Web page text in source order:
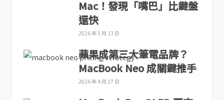
Mac！發現「嘴巴」比鍵盤
還快
2026 年 5 月 13 日
蘋果成第三大筆電品牌？
MacBook Neo 成關鍵推手
2026 年 4 月 27 日